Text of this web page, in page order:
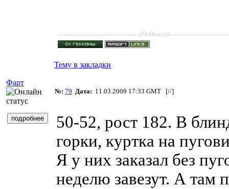
(Подпись)
Тему в закладки
Фарт
№: 79 Дата: 11.03.2009 17:33 GMT [//]
50-52, рост 182. В
горки, куртка на
Я у них заказал без
неделю завезут. А там